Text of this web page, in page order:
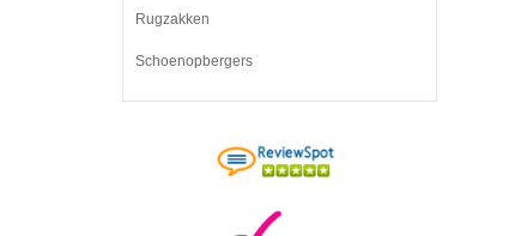
Rugzakken
Schoenopbergers